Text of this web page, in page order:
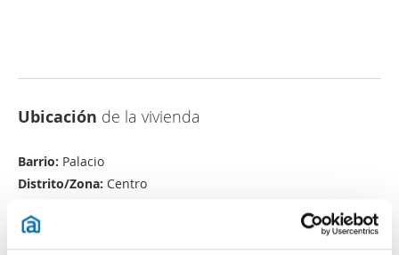
Ubicación de la vivienda
Barrio: Palacio
Distrito/Zona: Centro
Provincia: